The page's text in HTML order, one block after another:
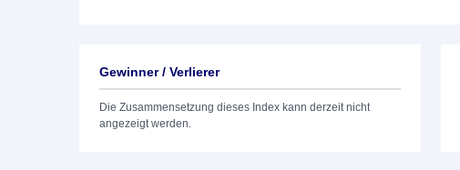
Gewinner / Verlierer
Die Zusammensetzung dieses Index kann derzeit nicht
angezeigt werden.